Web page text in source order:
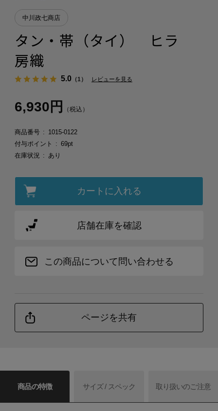
中川政七商店
タン・帯（タイ） ヒラ
房織
5.0（1） レビューを見る
6,930円 （税込）
商品番号
1015-0122
付与ポイント
69pt
在庫状況
あり
カートに入れる
店舗在庫を確認
この商品について問い合わせる
ページを共有
商品の特徴 サイズ / スペック 取り扱いのご注意